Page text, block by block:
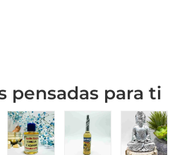
pensadas para ti